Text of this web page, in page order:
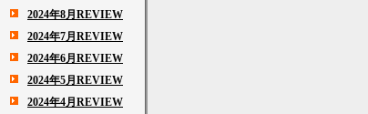
2024年8月REVIEW
2024年7月REVIEW
2024年6月REVIEW
2024年5月REVIEW
2024年4月REVIEW